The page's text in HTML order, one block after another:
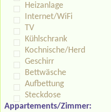
Heizanlage
Internet/WiFi
TV
Kühlschrank
Kochnische/Herd
Geschirr
Bettwäsche
Aufbettung
Steckdose
Appartements/Zimmer: